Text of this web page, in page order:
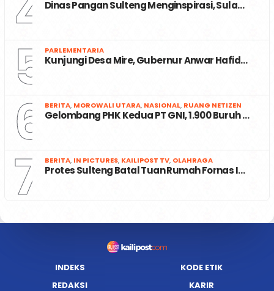
Dinas Pangan Sulteng Menginspirasi, Sula…
5 PARLEMENTARIA
Kunjungi Desa Mire, Gubernur Anwar Hafid…
6 BERITA, MOROWALI UTARA, NASIONAL, RUANG NETIZEN
Gelombang PHK Kedua PT GNI, 1.900 Buruh …
7 BERITA, IN PICTURES, KAILIPOST TV, OLAHRAGA
Protes Sulteng Batal Tuan Rumah Fornas I…
INDEKS
KODE ETIK
REDAKSI
KARIR